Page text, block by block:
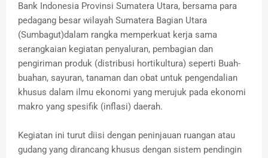
Bank Indonesia Provinsi Sumatera Utara, bersama para
pedagang besar wilayah Sumatera Bagian Utara
(Sumbagut)dalam rangka memperkuat kerja sama
serangkaian kegiatan penyaluran, pembagian dan
pengiriman produk (distribusi hortikultura) seperti Buah-
buahan, sayuran, tanaman dan obat untuk pengendalian
khusus dalam ilmu ekonomi yang merujuk pada ekonomi
makro yang spesifik (inflasi) daerah.
Kegiatan ini turut diisi dengan peninjauan ruangan atau
gudang yang dirancang khusus dengan sistem pendingin